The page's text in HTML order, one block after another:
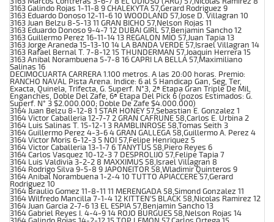
3163 Galindo Rojas 1-11-8 9 CHALEKYTA 57,Gerard Rodriguez 9
3163 Eduardo Donoso 12-11-6 10 WOODLAND 57,Jose D. Villagran 10
3163 Juan Belzu 8-5-13 11 GRAN BICHO 57,Nelson Rojas 11
3163 Eduardo Donoso 9-4-7 12 DUBAI GIRL 57,Benjamin Sancho 12
3163 Guillermo Perez 16-11-14 13 REGALON MIO 57,Juan Tapia 13
3163 Jorge Araneda 15-13-10 14 LA BANDA VERDE 57,Israel Villagran 14
3163 Rafael Bernal T. 7-8-12 15 THUNDERMAN 57,Joaquin Herrera 15
3163 Anibal Norambuena 5-7-8 16 CAPRI LA BELLA 57,Maximiliano
Salinas 16
DECIMOCUARTA CARRERA 1.100 metros. A las 20:00 horas. Premio:
RANCHO NAVAL Pista Arena. Indice: 6 al 5 Handicap Gan, Seg, Ter,
Exacta, Quinela, Trifecta, G. Superf. N°3, 2ª Etapa Gran Triple De Mil,
Enganches, Doble Del Zafe, 6ª Etapa Del Pick 6 (pozos Estimados: G.
Superf. N° 3 $2.000.000; Doble De Zafe $4.000.000)
3164 Juan Belzu 8-12-8 1 STAR HONEY 57,Sebastian E. Gonzalez 1
3164 Victor Caballeria 12-7-7 2 GRAN CAFRUNE 58,Carlos E. Urbina 2
3164 Luis Salinas T. 15-12-1 3 RAMBLINROSE 58,Tomas Seith 3
3164 Guillermo Perez 4-3-6 4 GRAN GALLEGA 58,Guillermo A. Perez 4
3164 Victor Moris 6-12-3 5 NOI 57,Felipe Henriquez 5
3164 Victor Caballeria 13-1-7 6 TANYTUS 58,Piero Reyes 6
3164 Carlos Vasquez 10-12-3 7 DESPROLIJO 57,Felipe Tapia 7
3164 Luis Valdivia 3-2-2 8 MAXXIMUS 58,Israel Villagran 8
3164 Rodrigo Silva 9-5-8 9 JAPONEITOR 58,Wladimir Quinteros 9
3164 Anibal Norambuena 1-2-4 10 TUTTO APIACCERE 57,Gerard
Rodriguez 10
3164 Braulio Gomez 11-8-11 11 MERENGADA 58,Simond Gonzalez 11
3164 Wilfredo Mancilla 7-1-4 12 KITTEN'S BLACK 58,Nicolas Ramirez 12
3164 Juan Garcia 2-7-6 13 EL ESPIA 57,Benjamin Sancho 13
3164 Gabriel Reyes I. 4-4-9 14 ROJO BURGUES 58,Nelson Rojas 14